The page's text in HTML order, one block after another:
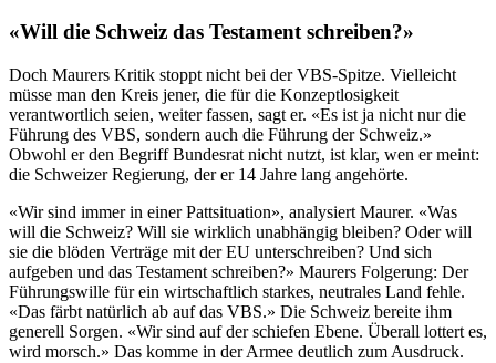
«Will die Schweiz das Testament schreiben?»
Doch Maurers Kritik stoppt nicht bei der VBS-Spitze. Vielleicht
müsse man den Kreis jener, die für die Konzeptlosigkeit
verantwortlich seien, weiter fassen, sagt er. «Es ist ja nicht nur die
Führung des VBS, sondern auch die Führung der Schweiz.»
Obwohl er den Begriff Bundesrat nicht nutzt, ist klar, wen er meint:
die Schweizer Regierung, der er 14 Jahre lang angehörte.
«Wir sind immer in einer Pattsituation», analysiert Maurer. «Was
will die Schweiz? Will sie wirklich unabhängig bleiben? Oder will
sie die blöden Verträge mit der EU unterschreiben? Und sich
aufgeben und das Testament schreiben?» Maurers Folgerung: Der
Führungswille für ein wirtschaftlich starkes, neutrales Land fehle.
«Das färbt natürlich ab auf das VBS.» Die Schweiz bereite ihm
generell Sorgen. «Wir sind auf der schiefen Ebene. Überall lottert es,
wird morsch.» Das komme in der Armee deutlich zum Ausdruck.